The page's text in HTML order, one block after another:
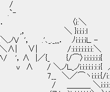
'‐ / '
, .`‐ !
〈i:＼ <゛
}i:i:ｉ:l / .,./
'， .'､_._,,,． ﾉ
∧| ∨| /:i:i:i:i:i:i:i:
∧ |／{_ {/⌒〉
ノＬ_ノi:i:i:i:ｉ:ｉ:
＼／⌒ヽi:i:i:{/
＿＿ ＼i:i:i:i:i:'